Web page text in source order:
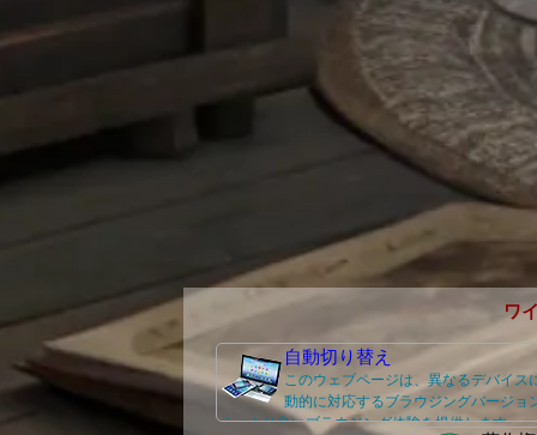
ワ
自動切り替え
このウェブページは、異なるデバイス
動的に対応するブラウジングバージョ
え、より良いブラウジング体験を提供します。